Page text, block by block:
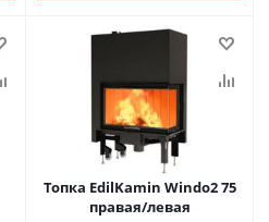
Топка EdilKamin Windo2 75
правая/левая